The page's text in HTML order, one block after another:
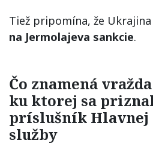
Tiež pripomína, že
na Jermolajeva sankcie.
Čo znamená
ku ktorej sa
príslušník Hlavnej
služby